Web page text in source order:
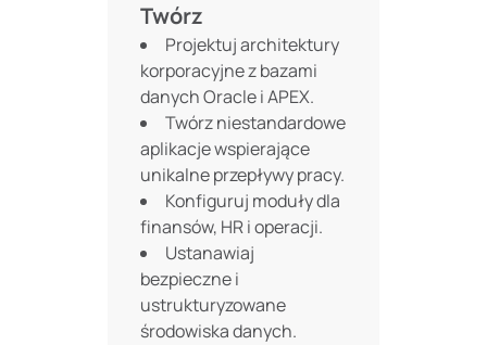
Twórz
Projektuj architektury
korporacyjne z bazami
danych Oracle i APEX.
Twórz niestandardowe
aplikacje wspierające
unikalne przepływy pracy.
Konfiguruj moduły dla
finansów, HR i operacji.
Ustanawiaj
bezpieczne i
ustrukturyzowane
środowiska danych.